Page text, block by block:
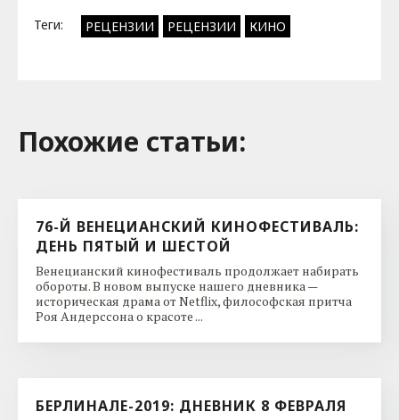
Теги: РЕЦЕНЗИИ РЕЦЕНЗИИ КИНО
Похожие cтатьи:
76-Й ВЕНЕЦИАНСКИЙ КИНОФЕСТИВАЛЬ:
ДЕНЬ ПЯТЫЙ И ШЕСТОЙ
Венецианский кинофестиваль продолжает набирать
обороты. В новом выпуске нашего дневника —
историческая драма от Netflix, философская притча
Роя Андерссона о красоте ...
БЕРЛИНАЛЕ-2019: ДНЕВНИК 8 ФЕВРАЛЯ